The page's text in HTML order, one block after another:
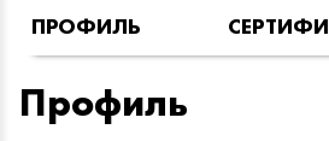
ПРОФИЛЬ
Профиль